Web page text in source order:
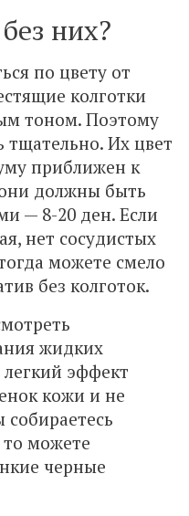
них?
по цвету от
колготки
тоном. Поэтому
тщательно. Их цвет
приближен к
должны быть
— 8-20 ден. Если
нет сосудистых
можете смело
без колготок.
жидких
легкий эффект
кожи и не
то можете
черные